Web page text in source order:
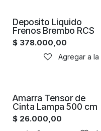
Deposito Liquido
Frenos Brembo RCS
$ 378.000,00
Agregar a
Amarra Tensor de
Cinta Lampa 500 cm
$ 26.000,00